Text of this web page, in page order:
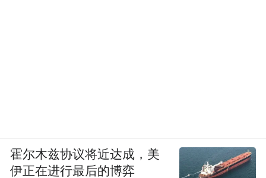
霍尔木兹协议将近达成，美
伊正在进行最后的博弈